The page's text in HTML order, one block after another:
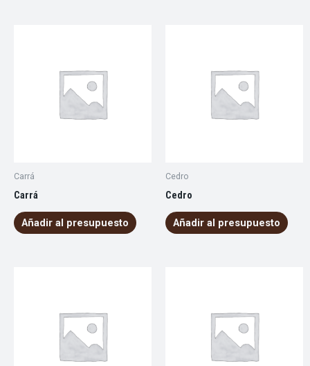
Carrá
Carrá
Añadir al presupuesto
Cedro
Cedro
Añadir al presupuesto